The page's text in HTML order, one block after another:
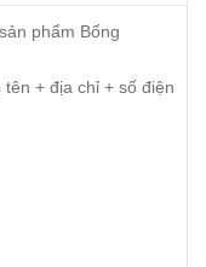
phẩm Bống
+ địa chỉ + số điện